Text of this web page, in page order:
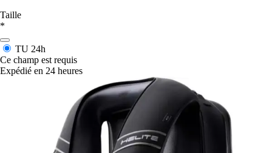
Taille
*
TU 24h
Ce champ est requis
Expédié en 24 heures